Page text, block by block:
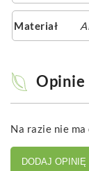
Materiał
Opinie
Na razie nie
DODAJ OPINIĘ